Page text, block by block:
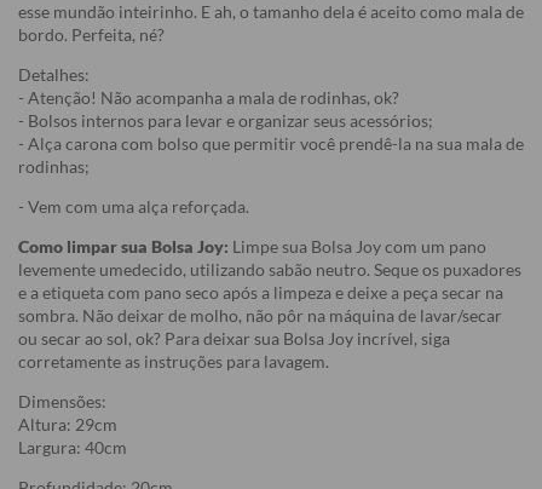
esse mundão inteirinho. E ah, o tamanho dela é aceito como mala de
bordo. Perfeita, né?
Detalhes:
- Atenção! Não acompanha a mala de rodinhas, ok?
- Bolsos internos para levar e organizar seus acessórios;
- Alça carona com bolso que permitir você prendê-la na sua mala de
rodinhas;
- Vem com uma alça reforçada.
Como limpar sua Bolsa Joy: Limpe sua Bolsa Joy com um pano
levemente umedecido, utilizando sabão neutro. Seque os puxadores
e a etiqueta com pano seco após a limpeza e deixe a peça secar na
sombra. Não deixar de molho, não pôr na máquina de lavar/secar
ou secar ao sol, ok? Para deixar sua Bolsa Joy incrível, siga
corretamente as instruções para lavagem.
Dimensões:
Altura: 29cm
Largura: 40cm